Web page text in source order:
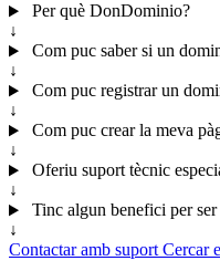
Per què DonDominio?
↓
Com puc saber si un
↓
Com puc registrar un
↓
Com puc crear la meva
↓
Oferiu suport tècnic
↓
Tinc algun benefici per
↓
Contactar amb suportCercar